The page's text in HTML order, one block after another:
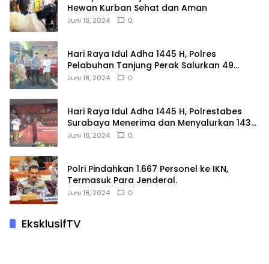
Hewan Kurban Sehat dan Aman
Juni 18, 2024 0
Hari Raya Idul Adha 1445 H, Polres
Pelabuhan Tanjung Perak Salurkan 49
Hewan Korban.
Juni 18, 2024 0
Hari Raya Idul Adha 1445 H, Polrestabes
Surabaya Menerima dan Menyalurkan 143
Hewan Kurban
Juni 18, 2024 0
Polri Pindahkan 1.667 Personel ke IKN,
Termasuk Para Jenderal.
Juni 18, 2024 0
EksklusifTV